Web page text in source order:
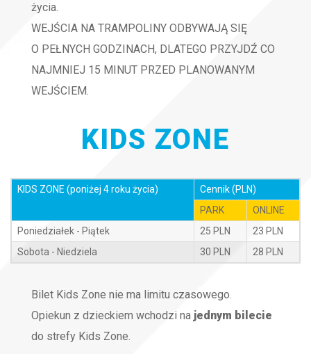
życia.
WEJŚCIA NA TRAMPOLINY ODBYWAJĄ SIĘ
O PEŁNYCH GODZINACH, DLATEGO PRZYJDŹ CO
NAJMNIEJ 15 MINUT PRZED PLANOWANYM
WEJŚCIEM.
KIDS ZONE
KIDS ZONE (poniżej 4 roku życia)
Cennik (PLN)
PARK
ONLINE
Poniedziałek - Piątek
25 PLN
23 PLN
Sobota - Niedziela
30 PLN 28 PLN
Bilet Kids Zone nie ma limitu czasowego.
Opiekun z dzieckiem wchodzi na jednym bilecie
do strefy Kids Zone.